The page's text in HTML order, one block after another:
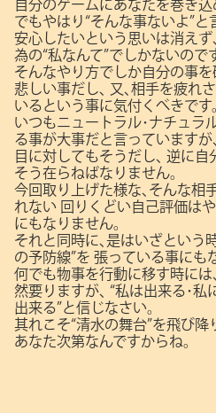
自分のゲームにあなたを巻き込
でもやはり“そんな事ないよ”
安心したいという思いは消えず､
為の“私なんて”でしかないので
そんなやり方でしか自分の事
悲しい事だし､
又､相手を疲れ
いるという事に気付くべきです
いつもニュートラル･ナチュラ
る事が大事だと言っていますが､
目に対してもそうだし､
逆に自
そう在らねばなりません。
今回取り上げた様な､そんな相
れない 回りくどい自己評価は
にもなりません。
それと同時に､是はいざという
の予防線”を 張っている事にも
何でも物事を行動に移す時に
然要りますが､
“私は出来る･私
出来る”と信じなさい。
其れこそ“清水の舞台”を飛び
あなた次第なんですからね。